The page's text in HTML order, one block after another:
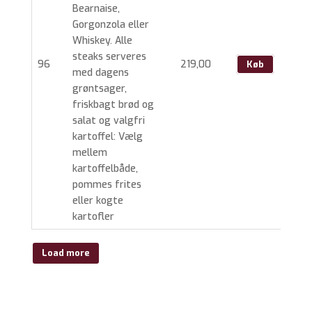
96
Bearnaise,
Gorgonzola eller
Whiskey. Alle
steaks serveres
med dagens
grøntsager,
friskbagt brød og
salat og valgfri
kartoffel: Vælg
mellem
kartoffelbåde,
pommes frites
eller kogte
kartofler
219,00 Køb
Load more